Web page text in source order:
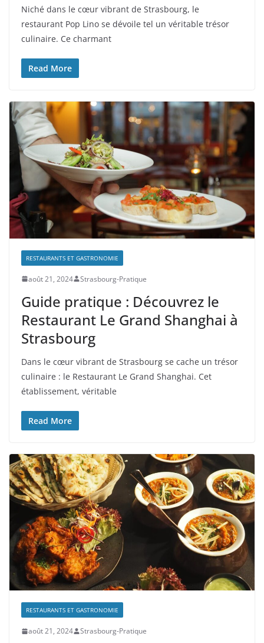
Niché dans le cœur vibrant de Strasbourg, le
restaurant Pop Lino se dévoile tel un véritable trésor
culinaire. Ce charmant
Read More
RESTAURANTS ET GASTRONOMIE
août 21, 2024 Strasbourg-Pratique
Guide pratique : Découvrez le
Restaurant Le Grand Shanghai à
Strasbourg
Dans le cœur vibrant de Strasbourg se cache un trésor
culinaire : le Restaurant Le Grand Shanghai. Cet
établissement, véritable
Read More
RESTAURANTS ET GASTRONOMIE
août 21, 2024 Strasbourg-Pratique